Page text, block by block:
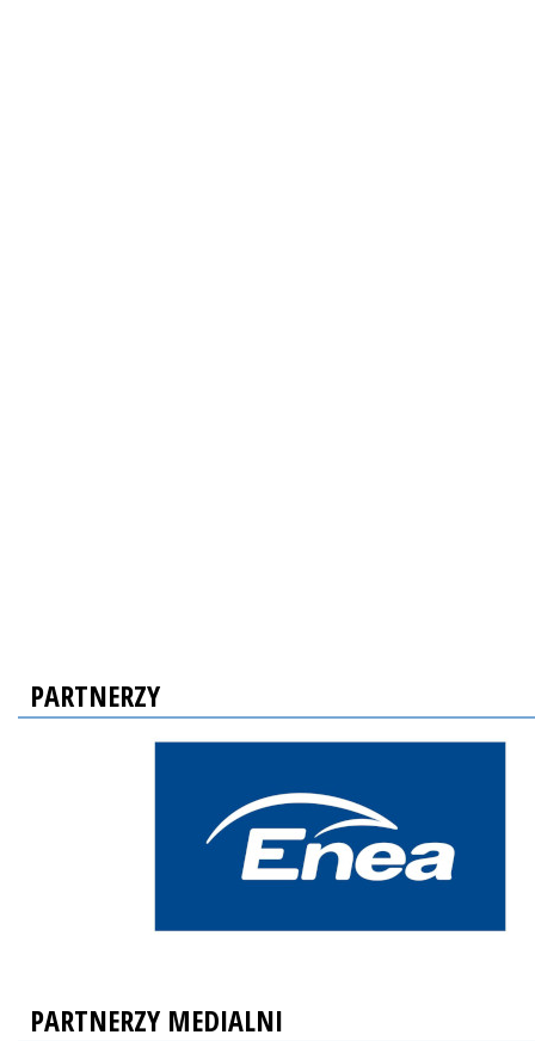
PARTNERZY
PARTNERZY MEDIALNI